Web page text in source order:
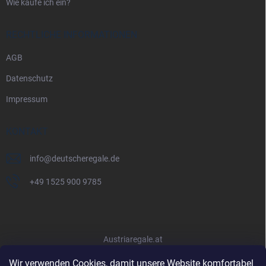
Wir verwenden Cookies, damit unsere Website komfortabel
Wie kaufe ich ein?
RECHTLICHE INFORMATIONEN
AGB
Datenschutz
Impressum
KONTAKT
info@deutscheregale.de
+49 1525 900 9785
Austriaregale.at